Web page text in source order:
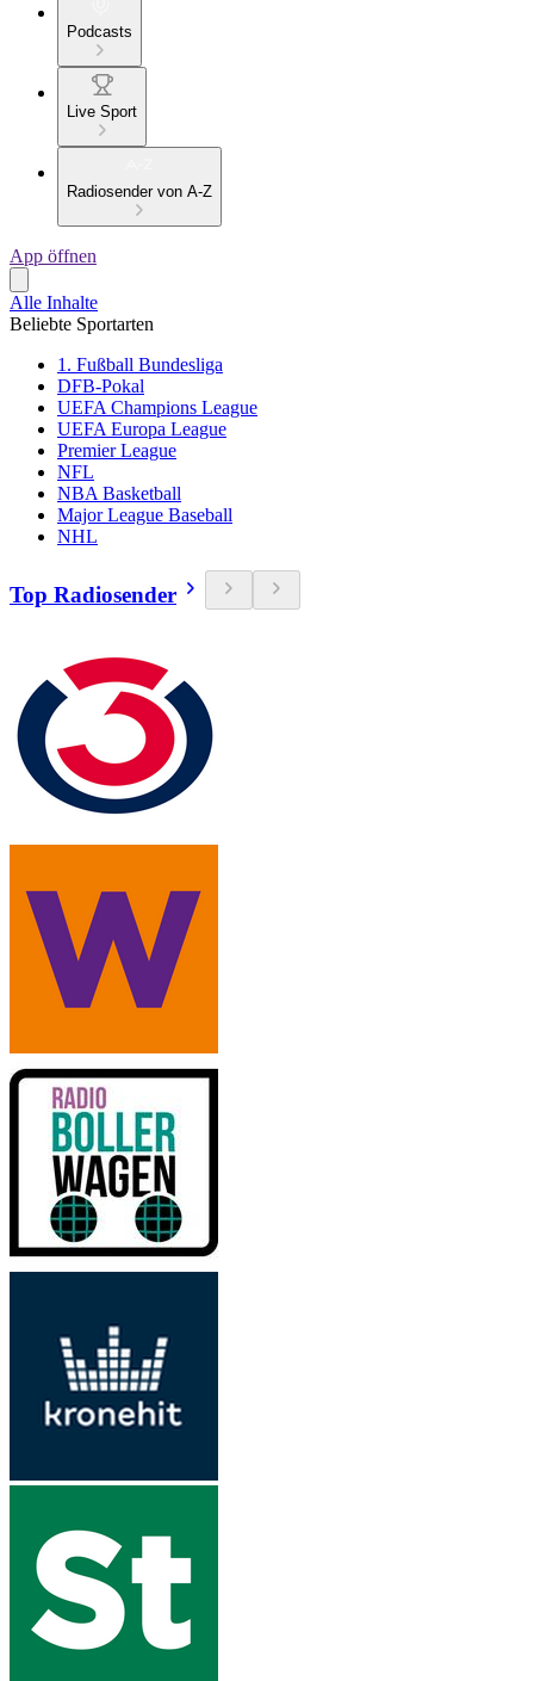
Podcasts
Live Sport
Radiosender von A-Z
App öffnen
Alle Inhalte
Beliebte Sportarten
1. Fußball Bundesliga
DFB-Pokal
UEFA Champions League
UEFA Europa League
Premier League
NFL
NBA Basketball
Major League Baseball
NHL
Top Radiosender